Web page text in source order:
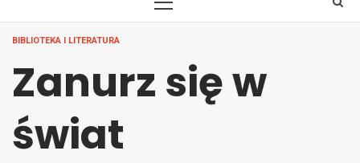
PRIMARY
BIBLIOTEKA I LITERATURA
Zanurz się w
świat